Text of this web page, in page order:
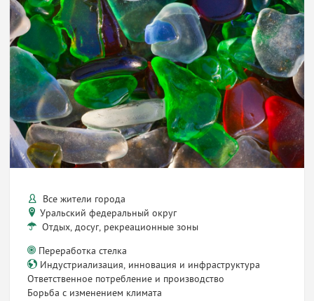
Все жители города
Уральский федеральный округ
Отдых, досуг, рекреационные зоны
Переработка стелка
Индустриализация, инновация и инфраструктура
Ответственное потребление и производство
Борьба с изменением климата